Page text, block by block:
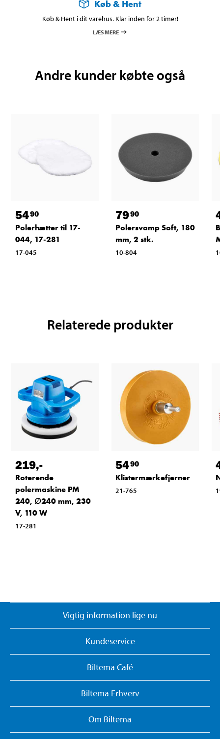
Køb & Hent
Køb & Hent i dit varehus. Klar inden for 2 timer!
LÆS MERE
Andre kunder købte også
5490
Polerhætter til 17-
044, 17-281
17-045
7990
Polersvamp Soft, 180
mm, 2 stk.
10-804
Relaterede produkter
219,-
Roterende
polermaskine PM
240, ∅240 mm, 230
V, 110 W
17-281
5490
Klistermærkefjerner
21-765
Vigtig information lige nu
Kundeservice
Biltema Café
Biltema Erhverv
Om Biltema